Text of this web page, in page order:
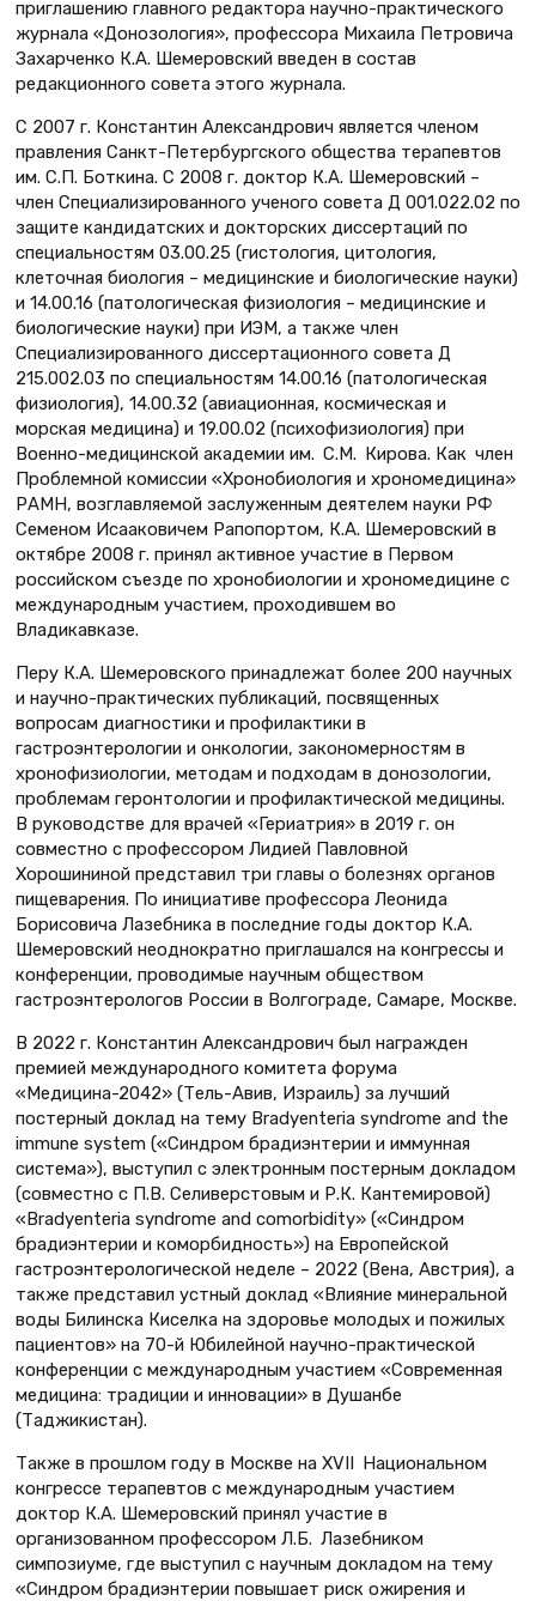
приглашению главного редактора научно-практического
журнала «Донозология», профессора Михаила Петровича
Захарченко К.А. Шемеровский введен в состав
редакционного совета этого журнала.
С 2007 г. Константин Александрович является членом
правления Санкт-Петербургского общества терапевтов
им. С.П. Боткина. С 2008 г. доктор К.А. Шемеровский –
член Специализированного ученого совета Д 001.022.02 по
защите кандидатских и докторских диссертаций по
специальностям 03.00.25 (гистология, цитология,
клеточная биология – медицинские и биологические науки)
и 14.00.16 (патологическая физиология – медицинские и
биологические науки) при ИЭМ, а также член
Специализированного диссертационного совета Д
215.002.03 по специальностям 14.00.16 (патологическая
физиология), 14.00.32 (авиационная, космическая и
морская медицина) и 19.00.02 (психофизиология) при
Военно-медицинской академии им. С.М. Кирова. Как член
Проблемной комиссии «Хронобиология и хрономедицина»
РАМН, возглавляемой заслуженным деятелем науки РФ
Семеном Исааковичем Рапопортом, К.А. Шемеровский в
октябре 2008 г. принял активное участие в Первом
российском съезде по хронобиологии и хрономедицине с
международным участием, проходившем во
Владикавказе.
Перу К.А. Шемеровского принадлежат более 200 научных
и научно-практических публикаций, посвященных
вопросам диагностики и профилактики в
гастроэнтерологии и онкологии, закономерностям в
хронофизиологии, методам и подходам в донозологии,
проблемам геронтологии и профилактической медицины.
В руководстве для врачей «Гериатрия» в 2019 г. он
совместно с профессором Лидией Павловной
Хорошининой представил три главы о болезнях органов
пищеварения. По инициативе профессора Леонида
Борисовича Лазебника в последние годы доктор К.А.
Шемеровский неоднократно приглашался на конгрессы и
конференции, проводимые научным обществом
гастроэнтерологов России в Волгограде, Самаре, Москве.
В 2022 г. Константин Александрович был награжден
премией международного комитета форума
«Медицина-2042» (Тель-Авив, Израиль) за лучший
постерный доклад на тему Bradyenteria syndrome and the
immune system («Синдром брадиэнтерии и иммунная
система»), выступил с электронным постерным докладом
(совместно с П.В. Селиверстовым и Р.К. Кантемировой)
«Bradyenteria syndrome and comorbidity» («Синдром
брадиэнтерии и коморбидность») на Европейской
гастроэнтерологической неделе – 2022 (Вена, Австрия), а
также представил устный доклад «Влияние минеральной
воды Билинска Киселка на здоровье молодых и пожилых
пациентов» на 70-й Юбилейной научно-практической
конференции с международным участием «Современная
медицина: традиции и инновации» в Душанбе
(Таджикистан).
Также в прошлом году в Москве на XVII Национальном
конгрессе терапевтов с международным участием
доктор К.А. Шемеровский принял участие в
организованном профессором Л.Б. Лазебником
симпозиуме, где выступил с научным докладом на тему
«Синдром брадиэнтерии повышает риск ожирения и